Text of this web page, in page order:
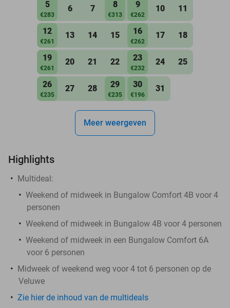
5
€283
6 7 8
€313
9
€262
10 11
12
€261
13 14 15 16
€262
17 18
19
€261
20 21 22 23
€232
24 25
26
€235
27 28 29
€235
30
€196
31
Meer weergeven
Highlights
Multideal:
Weekend of midweek in Bungalow Comfort 4B voor 4
personen
Weekend of midweek in Bungalow 4B voor 4 personen
Weekend of midweek in een Bungalow Comfort 6A
voor 6 personen
Midweek of weekend weg voor 4 tot 6 personen op de
Veluwe
Zie hier de inhoud van de multideals